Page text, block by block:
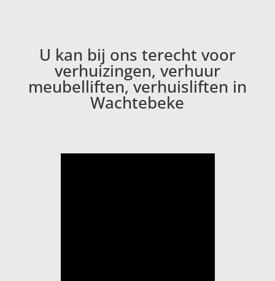
U kan bij ons terecht voor
verhuizingen, verhuur
meubelliften, verhuisliften in
Wachtebeke